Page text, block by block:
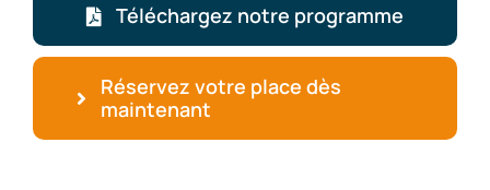
Téléchargez notre programme
Réservez votre place dès
maintenant